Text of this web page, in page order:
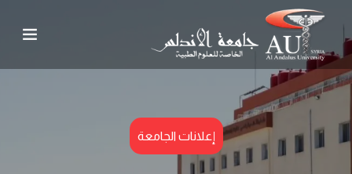
إعلانات الجامعة